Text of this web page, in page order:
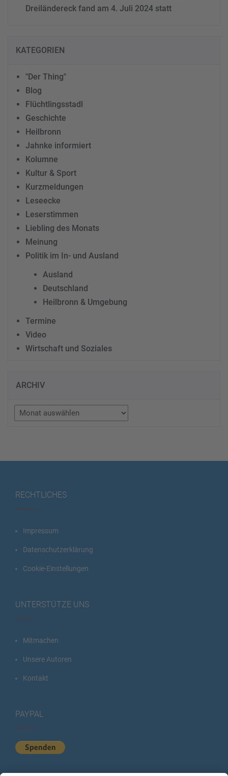
Dreiländereck fand am 4. Juli 2024 statt
KATEGORIEN
"Der Thing"
Blog
Flüchtlingsstadl
Geschichte
Heilbronn
Jahnke informiert
Kolumne
Kultur & Sport
Kurzmeldungen
Leseecke
Leserstimmen
Liebling des Monats
Meinung
Politik im In- und Ausland
Ausland
Deutschland
Heilbronn & Umgebung
Termine
Video
Wirtschaft und Soziales
ARCHIV
Archiv
RECHTLICHES
Impressum
Datenschutzerklärung
Cookie-Einstellungen
UNTERSTÜTZE UNS
Mitmachen
Unsere Autoren
Kontakt
PAYPAL